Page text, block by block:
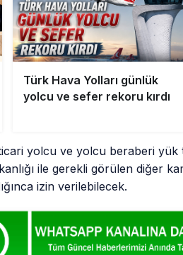
Türk Hava Yolları günlük
yolcu ve sefer rekoru kırdı
yolcu ve yolcu beraberi yük
ile gerekli görülen diğer
izin verilebilecek.